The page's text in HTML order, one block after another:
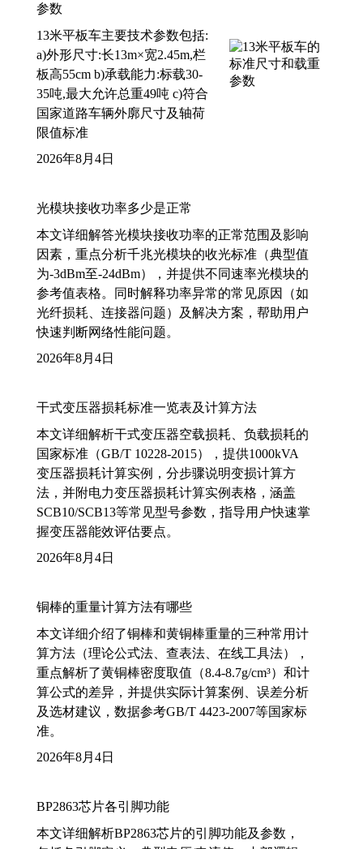
参数
13米平板车主要技术参数包括:
a)外形尺寸:长13m×宽2.45m,栏
板高55cm b)承载能力:标载30-
35吨,最大允许总重49吨 c)符合
国家道路车辆外廓尺寸及轴荷
限值标准
2026年8月4日
光模块接收功率多少是正常
本文详细解答光模块接收功率的正常范围及影响
因素，重点分析千兆光模块的收光标准（典型值
为-3dBm至-24dBm），并提供不同速率光模块的
参考值表格。同时解释功率异常的常见原因（如
光纤损耗、连接器问题）及解决方案，帮助用户
快速判断网络性能问题。
2026年8月4日
干式变压器损耗标准一览表及计算方法
本文详细解析干式变压器空载损耗、负载损耗的
国家标准（GB/T 10228-2015），提供1000kVA
变压器损耗计算实例，分步骤说明变损计算方
法，并附电力变压器损耗计算实例表格，涵盖
SCB10/SCB13等常见型号参数，指导用户快速掌
握变压器能效评估要点。
2026年8月4日
铜棒的重量计算方法有哪些
本文详细介绍了铜棒和黄铜棒重量的三种常用计
算方法（理论公式法、查表法、在线工具法），
重点解析了黄铜棒密度取值（8.4-8.7g/cm³）和计
算公式的差异，并提供实际计算案例、误差分析
及选材建议，数据参考GB/T 4423-2007等国家标
准。
2026年8月4日
BP2863芯片各引脚功能
本文详细解析BP2863芯片的引脚功能及参数，